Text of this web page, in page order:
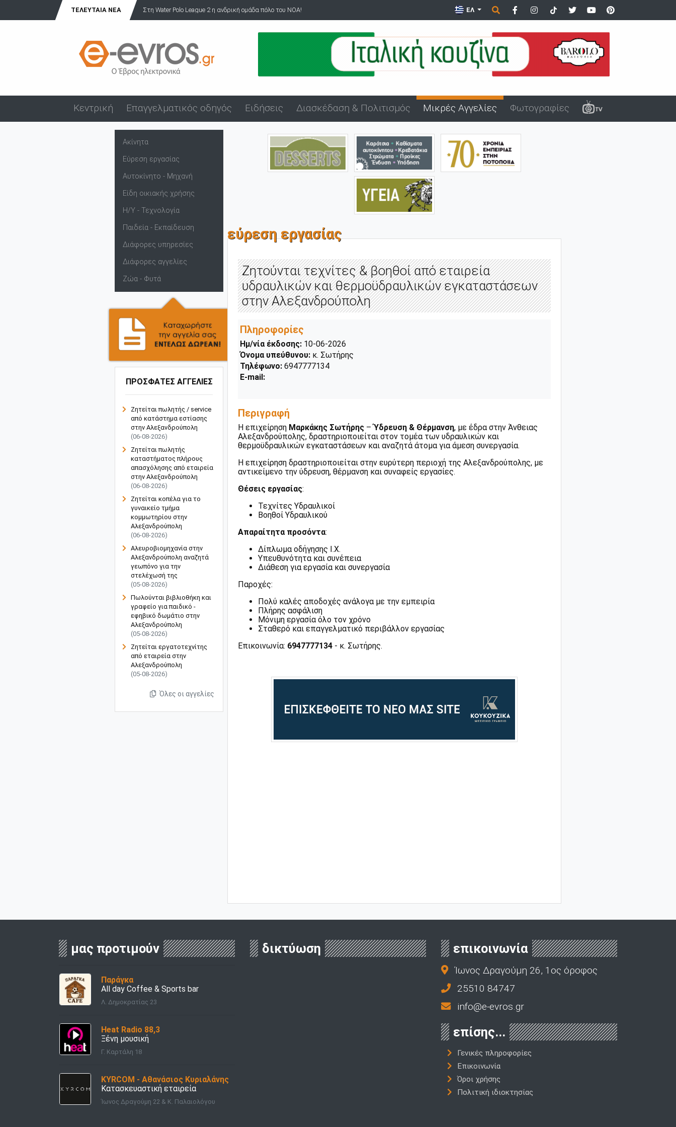
ΤΕΛΕΥΤΑΊΑ ΝΈΑ Στη Water Polo League 2 η ανδρική ομάδα πόλο του ΝΟΑ! ΕΛ
Κεντρική Επαγγελματικός οδηγός Ειδήσεις Διασκέδαση & Πολιτισμός Μικρές Αγγελίες Φωτογραφίες
Ακίνητα
Εύρεση εργασίας
Αυτοκίνητο - Μηχανή
Είδη οικιακής χρήσης
Η/Υ - Τεχνολογία
Παιδεία - Εκπαίδευση
Διάφορες υπηρεσίες
Διάφορες αγγελίες
Ζώα - Φυτά
ΠΡΟΣΦΑΤΕΣ ΑΓΓΕΛΙΕΣ
Ζητείται πωλητής / service
από κατάστημα εστίασης
στην Αλεξανδρούπολη
(06-08-2026)
Ζητείται πωλητής
καταστήματος πλήρους
απασχόλησης από εταιρεία
στην Αλεξανδρούπολη
(06-08-2026)
Ζητείται κοπέλα για το
γυναικείο τμήμα
κομμωτηρίου στην
Αλεξανδρούπολη
(06-08-2026)
Αλευροβιομηχανία στην
Αλεξανδρούπολη αναζητά
γεωπόνο για την
στελέχωσή της
(05-08-2026)
Πωλούνται βιβλιοθήκη και
γραφείο για παιδικό -
εφηβικό δωμάτιο στην
Αλεξανδρούπολη
(05-08-2026)
Ζητείται εργατοτεχνίτης
από εταιρεία στην
Αλεξανδρούπολη
(05-08-2026)
Όλες οι αγγελίες
εύρεση εργασίας
Ζητούνται τεχνίτες & βοηθοί από εταιρεία
υδραυλικών και θερμοϋδραυλικών εγκαταστάσεων
στην Αλεξανδρούπολη
Πληροφορίες
Ημ/νία έκδοσης: 10-06-2026
Όνομα υπεύθυνου: κ. Σωτήρης
Τηλέφωνο: 6947777134
E-mail:
Περιγραφή
Η επιχείρηση Μαρκάκης Σωτήρης –Ύδρευση & Θέρμανση, με έδρα στην Άνθειας
Αλεξανδρούπολης, δραστηριοποιείται στον τομέα των υδραυλικών και
θερμοϋδραυλικών εγκαταστάσεων και αναζητά άτομα για άμεση συνεργασία.
Η επιχείρηση δραστηριοποιείται στην ευρύτερη περιοχή της Αλεξανδρούπολης, με
αντικείμενο την ύδρευση, θέρμανση και συναφείς εργασίες.
Θέσεις εργασίας:
Τεχνίτες Υδραυλικοί
Βοηθοί Υδραυλικού
Απαραίτητα προσόντα:
Δίπλωμα οδήγησης Ι.Χ.
Υπευθυνότητα και συνέπεια
Διάθεση για εργασία και συνεργασία
Παροχές:
Πολύ καλές αποδοχές ανάλογα με την εμπειρία
Πλήρης ασφάλιση
Μόνιμη εργασία όλο τον χρόνο
Σταθερό και επαγγελματικό περιβάλλον εργασίας
Επικοινωνία: 6947777134 - κ. Σωτήρης.
μας προτιμούν
Παράγκα
All day Coffee & Sports bar
Λ. Δημοκρατίας 23
Heat Radio 88,3
Ξένη μουσική
Γ. Καρτάλη 18
KYRCOM - Αθανάσιος Κυριαλάνης
Κατασκευαστική εταιρεία
Ίωνος Δραγούμη 22 & Κ. Παλαιολόγου
δικτύωση επικοινωνία
Ίωνος Δραγούμη 26, 1ος όροφος
25510 84747
info@e-evros.gr
επίσης...
Γενικές πληροφορίες
Επικοινωνία
Όροι χρήσης
Πολιτική ιδιοκτησίας